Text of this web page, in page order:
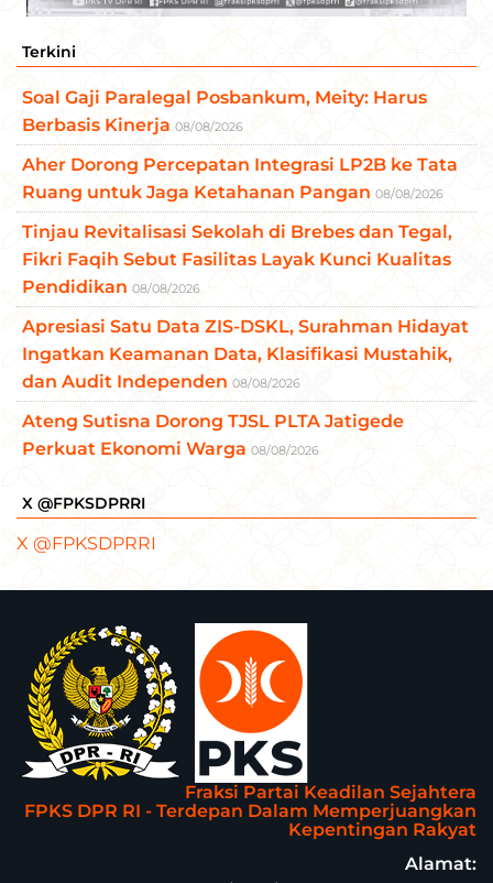
Terkini
Soal Gaji Paralegal Posbankum, Meity: Harus
Berbasis Kinerja 08/08/2026
Aher Dorong Percepatan Integrasi LP2B ke Tata
Ruang untuk Jaga Ketahanan Pangan 08/08/2026
Tinjau Revitalisasi Sekolah di Brebes dan Tegal,
Fikri Faqih Sebut Fasilitas Layak Kunci Kualitas
Pendidikan 08/08/2026
Apresiasi Satu Data ZIS-DSKL, Surahman Hidayat
Ingatkan Keamanan Data, Klasifikasi Mustahik,
dan Audit Independen 08/08/2026
Ateng Sutisna Dorong TJSL PLTA Jatigede
Perkuat Ekonomi Warga 08/08/2026
X @FPKSDPRRI
X @FPKSDPRRI
Fraksi Partai Keadilan Sejahtera
FPKS DPR RI - Terdepan Dalam Memperjuangkan
Kepentingan Rakyat
Alamat: